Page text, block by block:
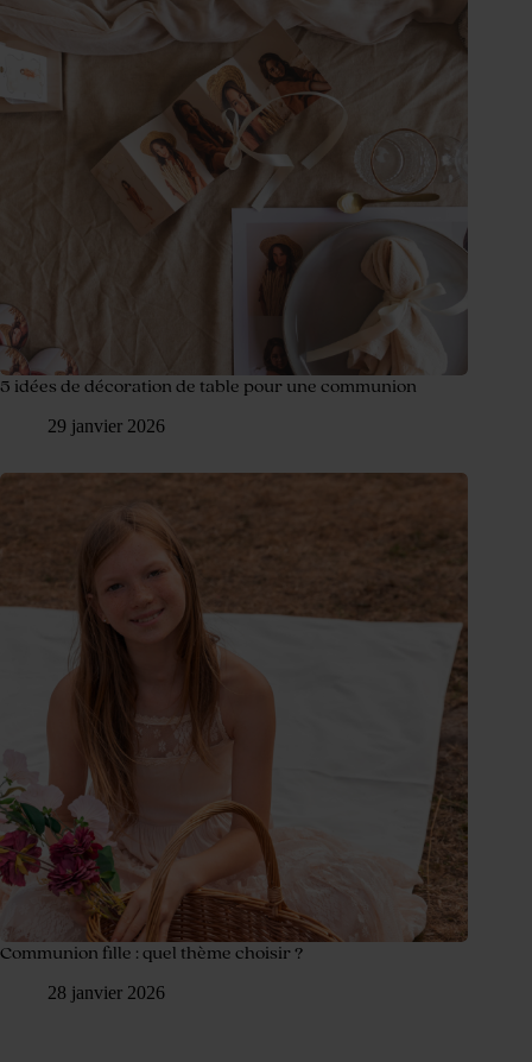
5 idées de décoration de table pour une communion
29 janvier 2026
Communion fille : quel thème choisir ?
28 janvier 2026